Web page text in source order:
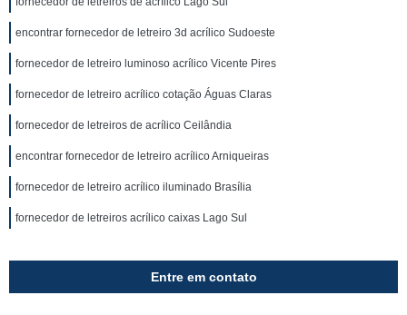
encontrar fornecedor de letreiro 3d acrílico Sudoeste
fornecedor de letreiro luminoso acrílico Vicente Pires
fornecedor de letreiro acrílico cotação Águas Claras
fornecedor de letreiros de acrílico Ceilândia
encontrar fornecedor de letreiro acrílico Arniqueiras
fornecedor de letreiro acrílico iluminado Brasília
fornecedor de letreiros acrílico caixas Lago Sul
Entre em contato